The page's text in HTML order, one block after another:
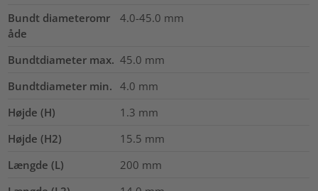
Bundt diameteromr
åde
4.0-45.0 mm
Bundtdiameter max. 45.0 mm
Bundtdiameter min. 4.0 mm
Højde (H)
1.3 mm
Højde (H2)
15.5 mm
Længde (L)
200 mm